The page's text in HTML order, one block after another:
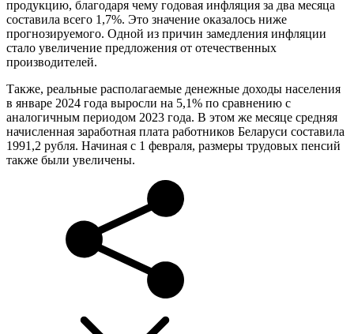
продукцию, благодаря чему годовая инфляция за два месяца
составила всего 1,7%. Это значение оказалось ниже
прогнозируемого. Одной из причин замедления инфляции
стало увеличение предложения от отечественных
производителей.
Также, реальные располагаемые денежные доходы населения
в январе 2024 года выросли на 5,1% по сравнению с
аналогичным периодом 2023 года. В этом же месяце средняя
начисленная заработная плата работников Беларуси составила
1991,2 рубля. Начиная с 1 февраля, размеры трудовых пенсий
также были увеличены.